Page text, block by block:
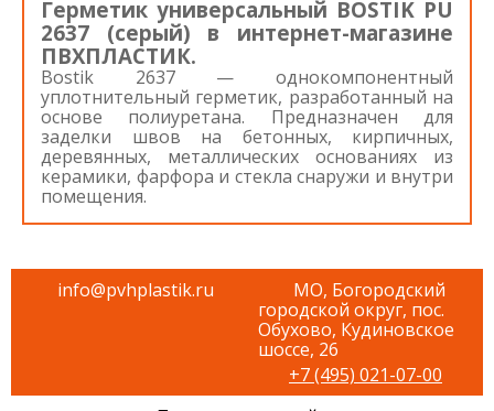
Герметик универсальный BOSTIK PU
2637 (серый) в интернет-магазине
ПВХПЛАСТИК.
Bostik 2637 — однокомпонентный
уплотнительный герметик, разработанный на
основе полиуретана. Предназначен для
заделки швов на бетонных, кирпичных,
деревянных, металлических основаниях из
керамики, фарфора и стекла снаружи и внутри
помещения.
info@pvhplastik.ru
МО, Богородский
городской округ, пос.
Обухово, Кудиновское
шоссе, 26
+7 (495) 021-07-00